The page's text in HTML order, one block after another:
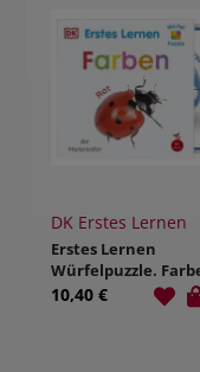
DK Erstes Lernen
Erstes Lernen
Würfelpuzzle.
10,40 €